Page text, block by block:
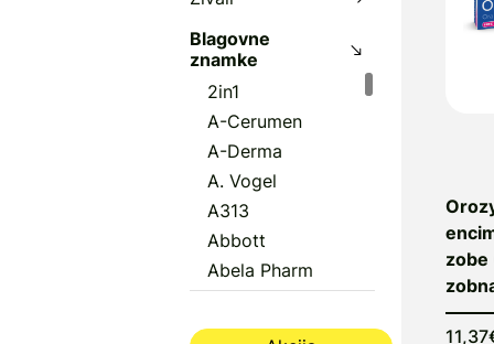
Blagovne
znamke
2in1
A-Cerumen
A-Derma
A. Vogel
A313
Abbott
Abela Pharm
Aboca
zobe